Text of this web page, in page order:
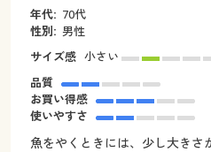
年代: 70代
性別: 男性
サイズ感 小さい
品質
お買い得感
使いやすさ
魚をやくときには、少し大きさ